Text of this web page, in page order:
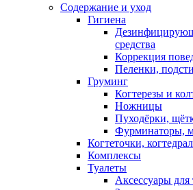
Содержание и уход
Гигиена
средства
Коррекция
Пеленки,
Груминг
Когтерезы и
Ножницы
Пуходёрки,
Фурминаторы,
Когтеточки,
Комплексы
Туалеты
Аксессуары для